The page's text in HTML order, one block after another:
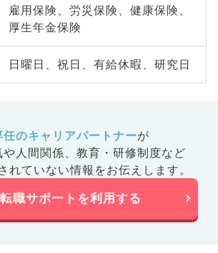
雇用保険、労災保険、健康保険、
厚生年金保険
日曜日、祝日、有給休暇、研究日
任のキャリアパートナーが
人間関係、 教育・研修制度など
れていない情報をお伝えします。
職サポートを利用する